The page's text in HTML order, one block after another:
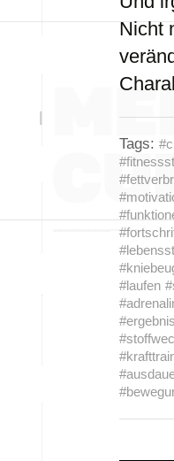
Nicht
Tags:
#laufen